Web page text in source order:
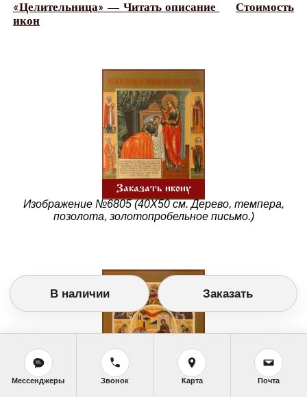
«Целительница» — Читать описание
Стоимость
икон
Заказать икону
Изображение №6805 (40Х50 см. Дерево, темпера,
позолота, золотопробельное письмо.)
В наличии Заказать
Мессенджеры Звонок Карта Почта